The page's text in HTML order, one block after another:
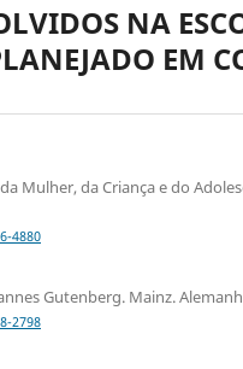
NA
EM
Mulher, da Criança e do
4880
Gutenberg. Mainz.
2798